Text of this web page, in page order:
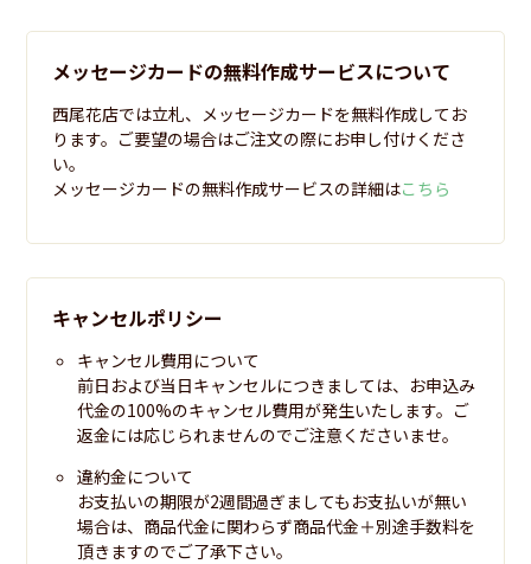
メッセージカードの無料作成サービスについて
西尾花店では立札、メッセージカードを無料作成してお
ります。ご要望の場合はご注文の際にお申し付けくださ
い。
メッセージカードの無料作成サービスの詳細はこちら
キャンセルポリシー
キャンセル費用について
前日および当日キャンセルにつきましては、お申込み
代金の100%のキャンセル費用が発生いたします。ご
返金には応じられませんのでご注意くださいませ。
違約金について
お支払いの期限が2週間過ぎましてもお支払いが無い
場合は、商品代金に関わらず商品代金＋別途手数料を
頂きますのでご了承下さい。